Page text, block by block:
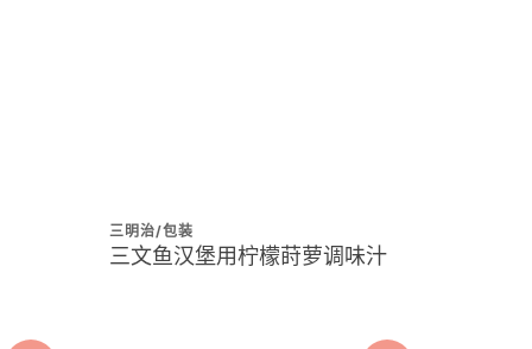
三明治/包装
三文鱼汉堡用柠檬莳萝调味汁